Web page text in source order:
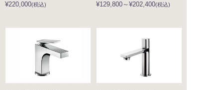
¥220,000(税込)
¥129,800～¥202,400(税込)